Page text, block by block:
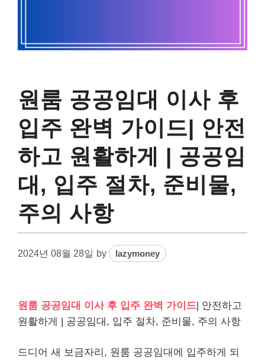
원룸 공공임대 이사 후
입주 완벽 가이드| 안전
하고 원활하게 | 공공임
대, 입주 절차, 준비물,
주의 사항
2024년 08월 28일 by lazymoney
원룸 공공임대 이사 후 입주 완벽 가이드| 안전하고
원활하게 | 공공임대, 입주 절차, 준비물, 주의 사항
드디어 새 보금자리, 원룸 공공임대에 입주하게 되